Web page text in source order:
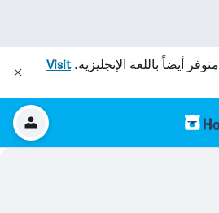
متوفر أيضاً باللغة الإنجليزية.Visit